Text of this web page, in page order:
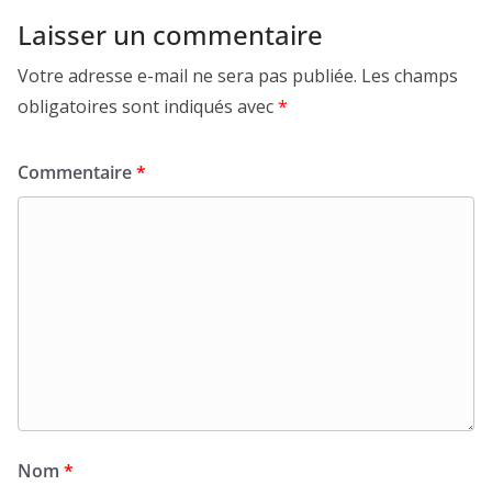
Laisser un commentaire
Votre adresse e-mail ne sera pas publiée. Les champs
obligatoires sont indiqués avec*
Commentaire*
Nom *